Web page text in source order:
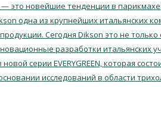
— это новейшие тенденции в
одна из крупнейших итальянских
Сегодня Dikson это не
разработки итальянских
серии EVERYGREEN, которая
исследований в области